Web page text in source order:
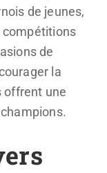
de jeunes,
compétitions
de
la
offrent une